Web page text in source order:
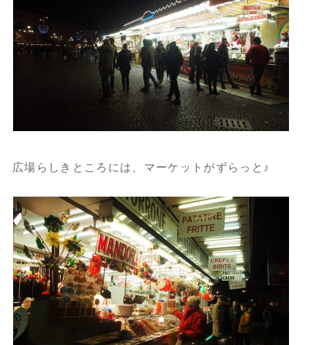
広場らしきところには、マーケットがずらっと♪